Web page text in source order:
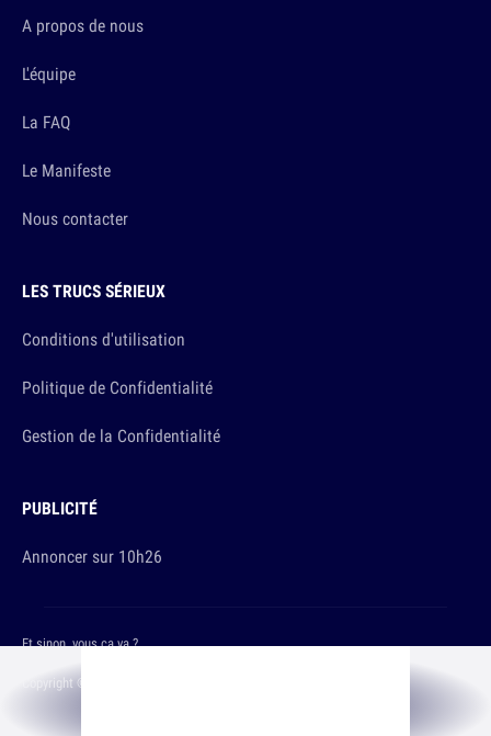
A propos de nous
L'équipe
La FAQ
Le Manifeste
Nous contacter
LES TRUCS SÉRIEUX
Conditions d'utilisation
Politique de Confidentialité
Gestion de la Confidentialité
PUBLICITÉ
Annoncer sur 10h26
Copyright © 2026 The Original Publishing Studio
Et sinon, vous ça va ?